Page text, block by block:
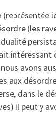
(représentée
(les
intéressant
avons
aux
dans le
il peut y